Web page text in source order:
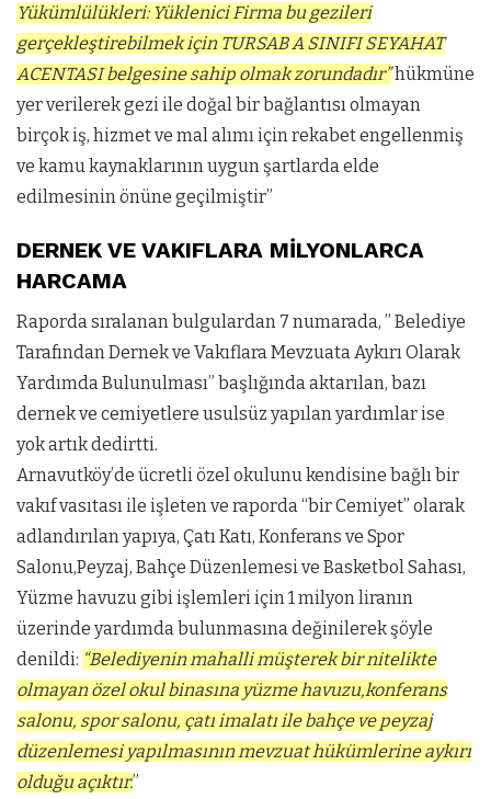
Yükümlülükleri: Yüklenici Firma bu gezileri
gerçekleştirebilmek için TURSAB A SINIFISEYAHAT
ACENTASI belgesine sahip olmak zorundadır”hükmüne
yer verilerek gezi ile doğal bir bağlantısı olmayan
birçok iş, hizmet ve mal alımı için rekabet engellenmiş
ve kamu kaynaklarının uygun şartlarda elde
edilmesinin önüne geçilmiştir”
DERNEK VE VAKIFLARA MİLYONLARCA
HARCAMA
Raporda sıralanan bulgulardan 7 numarada, ” Belediye
Tarafından Dernek ve Vakıflara Mevzuata Aykırı Olarak
Yardımda Bulunulması” başlığında aktarılan, bazı
dernek ve cemiyetlere usulsüz yapılan yardımlar ise
yok artık dedirtti.
Arnavutköy’de ücretli özel okulunu kendisine bağlı bir
vakıf vasıtası ile işleten ve raporda “bir Cemiyet” olarak
adlandırılan yapıya, Çatı Katı, Konferans ve Spor
Salonu,Peyzaj, Bahçe Düzenlemesi ve Basketbol Sahası,
Yüzme havuzu gibi işlemleri için 1 milyon liranın
üzerinde yardımda bulunmasına değinilerek şöyle
denildi: “Belediyenin mahalli müşterek bir nitelikte
olmayan özel okul binasına yüzme havuzu,konferans
salonu, spor salonu, çatı imalatı ile bahçe ve peyzaj
düzenlemesi yapılmasının mevzuat hükümlerine aykırı
olduğu açıktır.”